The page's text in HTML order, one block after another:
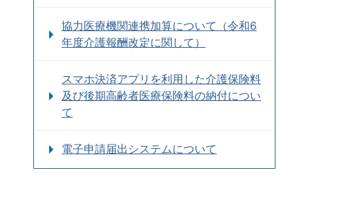
協力医療機関連携加算について（令和6
年度介護報酬改定に関して）
スマホ決済アプリを利用した介護保険料
及び後期高齢者医療保険料の納付につい
て
電子申請届出システムについて